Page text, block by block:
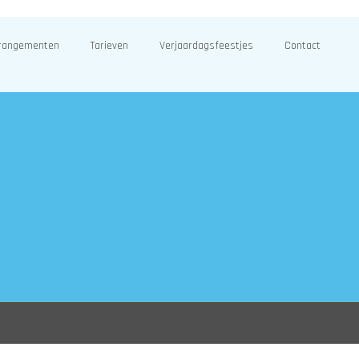
Tarieven Verjaardagsfeestjes Contact